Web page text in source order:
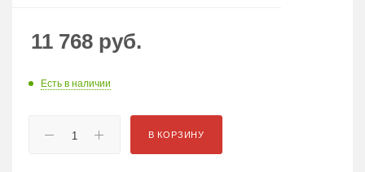
11 768 руб.
Есть в наличии
В КОРЗИНУ